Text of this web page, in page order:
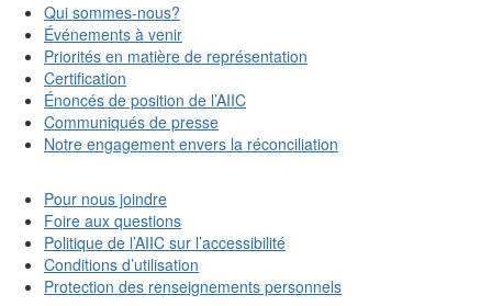
Qui sommes-nous?
Événements à venir
Priorités en matière de représentation
Certification
Énoncés de position de l’AIIC
Communiqués de presse
Notre engagement envers la réconciliation
Pour nous joindre
Foire aux questions
Politique de l’AIIC sur l’accessibilité
Conditions d’utilisation
Protection des renseignements personnels